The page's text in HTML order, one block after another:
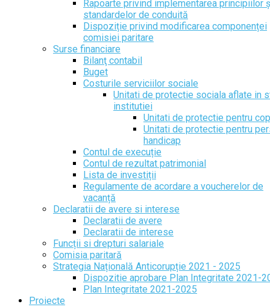
Rapoarte privind implementarea principiilor
standardelor de conduită
Dispoziție privind modificarea componenței
comisiei paritare
Surse financiare
Bilanţ contabil
Buget
Costurile serviciilor sociale
Unitati de protectie sociala aflate in
institutiei
Unitati de protectie pentru
Unitati de protectie pentru
handicap
Contul de execuție
Contul de rezultat patrimonial
Lista de investiții
Regulamente de acordare a voucherelor de
vacanță
Declaratii de avere si interese
Declaratii de avere
Declaratii de interese
Funcții si drepturi salariale
Comisia paritară
Strategia Națională Anticorupție 2021 - 2025
Dispozitie aprobare Plan Integritate 2021-
Plan Integritate 2021-2025
Proiecte